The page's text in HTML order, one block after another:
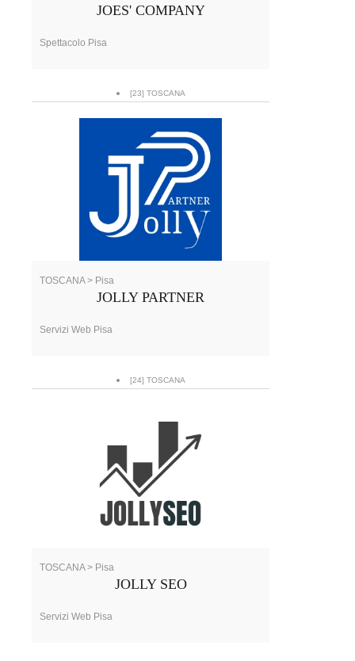
JOES' COMPANY
Spettacolo Pisa
[23] TOSCANA
TOSCANA > Pisa
JOLLY PARTNER
Servizi Web Pisa
[24] TOSCANA
TOSCANA > Pisa
JOLLY SEO
Servizi Web Pisa